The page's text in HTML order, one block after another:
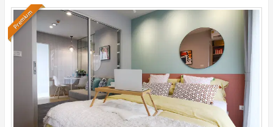
Premium